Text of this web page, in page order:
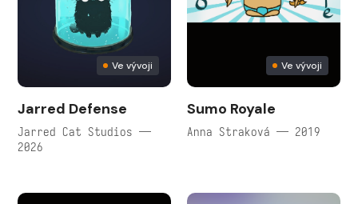
Ve vývoji
Jarred Defense
Jarred Cat Studios —
2026
Ve vývoji
Sumo Royale
Anna Straková — 2019